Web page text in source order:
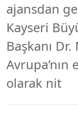
ajansdan
Kayseri
Başkanı
olarak nit